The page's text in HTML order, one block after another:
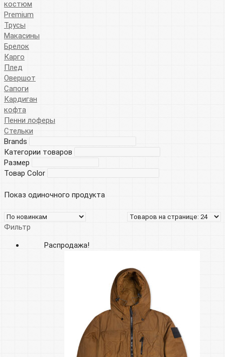
костюм
Premium
Трусы
Макасины
Брелок
Карго
Плед
Овершот
Сапоги
Кардиган
кофта
Пенни лоферы
Стельки
Brands
Категории товаров
Размер
Товар Color
Показ одиночного продукта
Фильтр
Распродажа!